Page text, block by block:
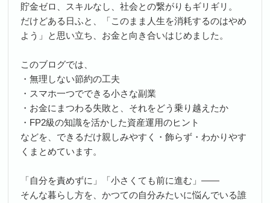
貯金ゼロ、スキルなし、社会との繋がりもギリギリ。
だけどある日ふと、「このまま人生を消耗するのはやめ
よう」と思い立ち、お金と向き合いはじめました。
このブログでは、
・無理しない節約の工夫
・スマホ一つでできる小さな副業
・お金にまつわる失敗と、それをどう乗り越えたか
・FP2級の知識を活かした資産運用のヒント
などを、できるだけ親しみやすく・飾らず・わかりやす
くまとめています。
「自分を責めずに」「小さくても前に進む」――
そんな暮らし方を、かつての自分みたいに悩んでいる誰